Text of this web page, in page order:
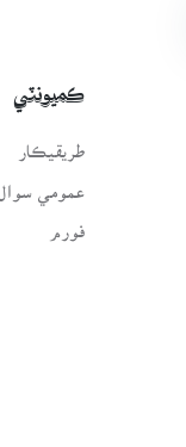
ڪميونٽي
طريقيڪار
عمومي سوال
فورم